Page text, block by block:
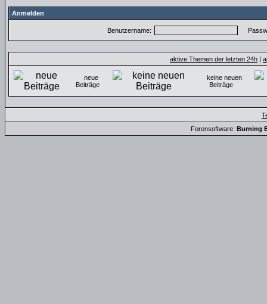
Anmelden
Benutzername:
aktive Themen der letzten 24h |
neue
Beiträge
keine neuen
Beiträge
Forensoftware: Burning